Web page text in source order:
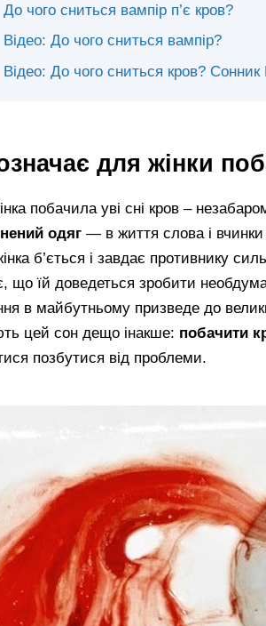
До чого сниться вампір п’є кров?
Відео: До чого сниться вампір?
Відео: До чого сниться кров?
для жінки
побачила уві сні кров –
одяг — в життя слова і вчинки
б’ється і завдає противнику
що їй доведеться зробити
в майбутньому призведе до
цей сон дещо інакше: побачити
позбутися від проблеми.